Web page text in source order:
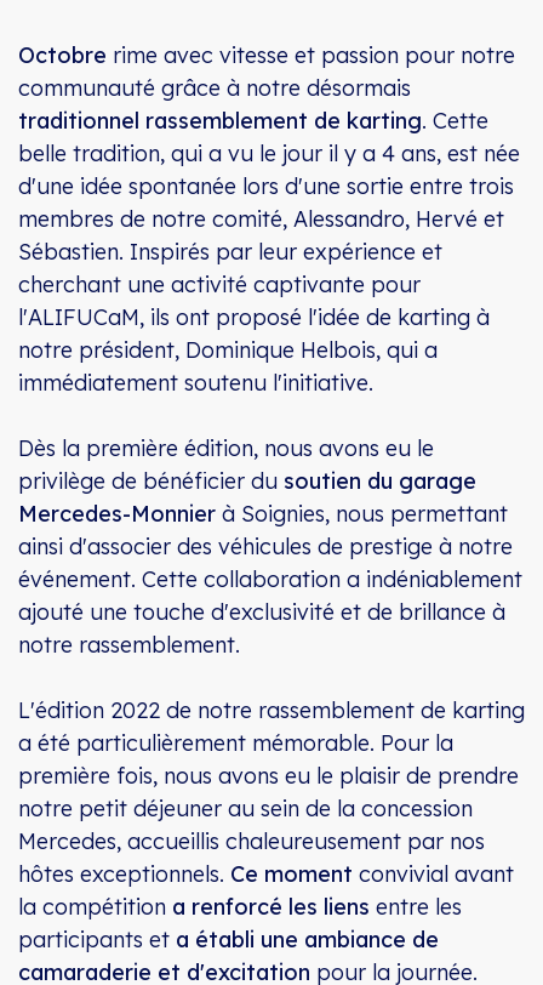
Octobre rime avec vitesse et passion pour notre
communauté grâce à notre désormais
traditionnel rassemblement de karting. Cette
belle tradition, qui a vu le jour il y a 4 ans, est née
d'une idée spontanée lors d'une sortie entre trois
membres de notre comité, Alessandro, Hervé et
Sébastien. Inspirés par leur expérience et
cherchant une activité captivante pour
l'ALIFUCaM, ils ont proposé l'idée de karting à
notre président, Dominique Helbois, qui a
immédiatement soutenu l'initiative.
Dès la première édition, nous avons eu le
privilège de bénéficier du soutien du garage
Mercedes-Monnier à Soignies, nous permettant
ainsi d'associer des véhicules de prestige à notre
événement. Cette collaboration a indéniablement
ajouté une touche d'exclusivité et de brillance à
notre rassemblement.
L'édition 2022 de notre rassemblement de karting
a été particulièrement mémorable. Pour la
première fois, nous avons eu le plaisir de prendre
notre petit déjeuner au sein de la concession
Mercedes, accueillis chaleureusement par nos
hôtes exceptionnels. Ce moment convivial avant
la compétition a renforcé les liens entre les
participants et a établi une ambiance de
camaraderie et d'excitation pour la journée.